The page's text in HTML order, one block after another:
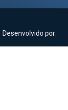
Desenvolvido por: